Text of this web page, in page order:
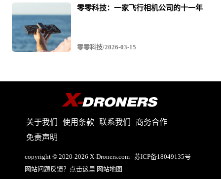
零零科技：一家飞行相机公司的十一年
零零科技/2026-03-15
关于我们 使用条款 联系我们
商务合作
免责声明
copyright © 2020-2026 X-Droners.com 苏ICP备18049135号
网站问题反馈？点击这里 网站地图